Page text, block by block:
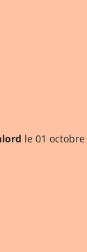
le 01 octobre